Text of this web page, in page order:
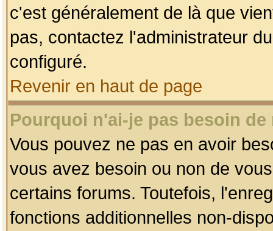
c'est généralement de là que
pas, contactez l'administrateur
configuré.
Revenir en haut de page
Pourquoi n'ai-je pas besoin
Vous pouvez ne pas en avoir
vous avez besoin ou non de
certains forums. Toutefois,
fonctions additionnelles non-